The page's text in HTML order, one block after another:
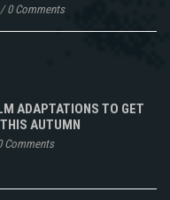
0 Comments
ADAPTATIONS TO GET
AUTUMN
Comments